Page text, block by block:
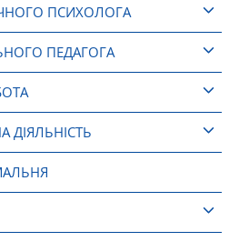
ПСИХОЛОГА
ПЕДАГОГА
ДІЯЛЬНІСТЬ